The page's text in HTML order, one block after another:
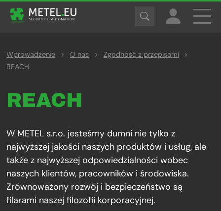
Wprowadzenie > O nas > Zgodność z przepisami
>
REACH
REACH
W METEL s.r.o. jesteśmy dumni nie tylko z
najwyższej jakości naszych produktów i usług, ale
także z najwyższej odpowiedzialności wobec
naszych klientów, pracowników i środowiska.
Zrównoważony rozwój i bezpieczeństwo są
filarami naszej filozofii korporacyjnej.